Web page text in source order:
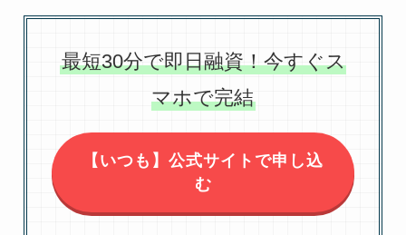
最短30分で即日融資！今すぐス
マホで完結
【いつも】公式サイトで申し込
む